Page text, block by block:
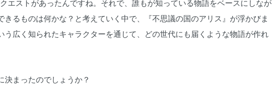
エストがあったんですね。それで、誰もが知っている物語をベースにしなが
きるものは何かな？と考えていく中で、『不思議の国のアリス』が浮かびま
う広く知られたキャラクターを通じて、どの世代にも届くような物語が作れ
まったのでしょうか？